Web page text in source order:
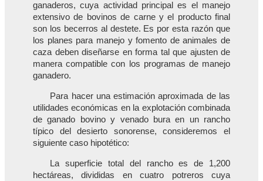
ganaderos, cuya actividad principal es el manejo
extensivo de bovinos de carne y el producto final
son los becerros al destete. Es por esta razón que
los planes para manejo y fomento de animales de
caza deben diseñarse en forma tal que ajusten de
manera compatible con los programas de manejo
ganadero.
Para hacer una estimación aproximada de las
utilidades económicas en la explotación combinada
de ganado bovino y venado bura en un rancho
típico del desierto sonorense, consideremos el
siguiente caso hipotético:
La superficie total del rancho es de 1,200
hectáreas, divididas en cuatro potreros cuya